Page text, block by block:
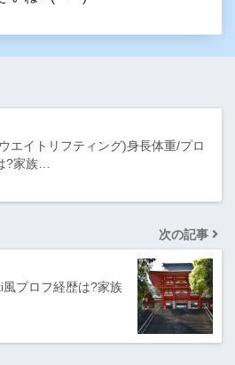
エイトリフティング)身長体重/プロ
?家族…
次の記事
プロフ経歴は?家族